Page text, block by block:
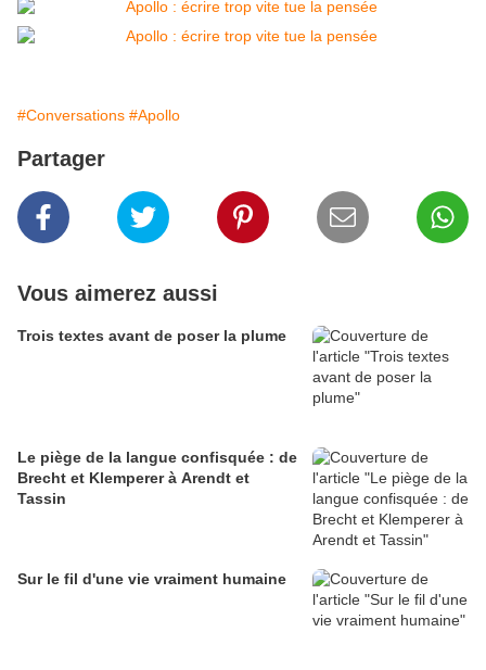
#Conversations #Apollo
Partager
Vous aimerez aussi
Trois textes avant de poser la plume
Le piège de la langue confisquée : de
Brecht et Klemperer à Arendt et
Tassin
Sur le fil d'une vie vraiment humaine